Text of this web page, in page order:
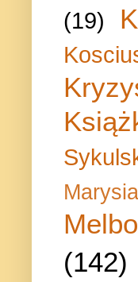
(19)
(142)